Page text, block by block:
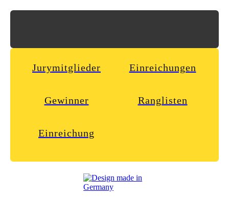
Jurymitglieder Einreichungen
Gewinner Ranglisten
Einreichung